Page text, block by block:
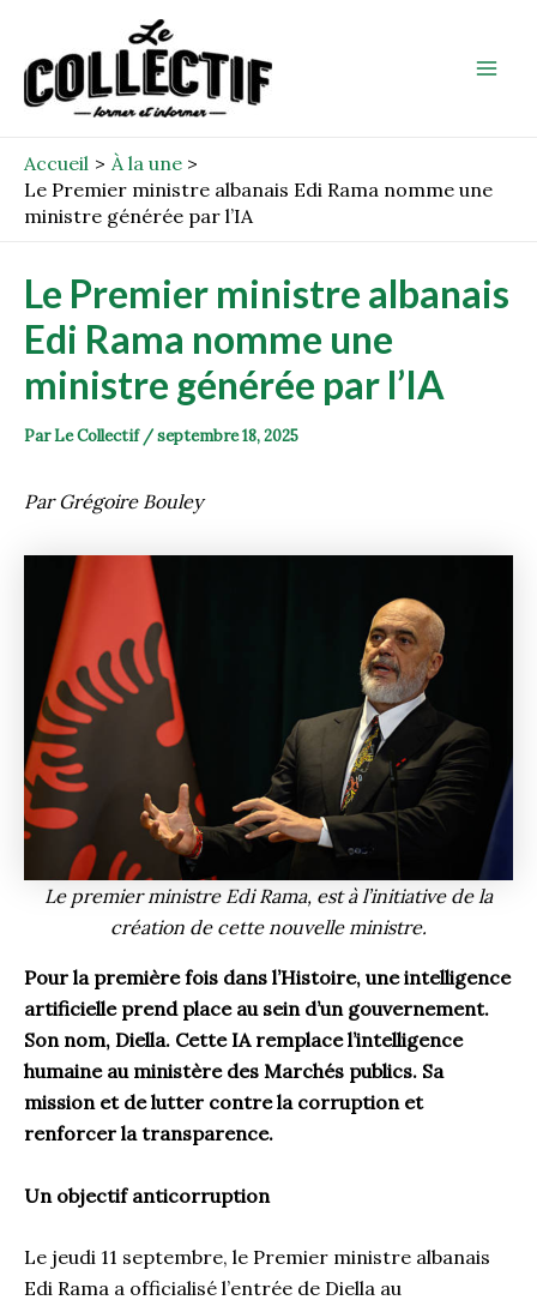
contenu
Accueil
À la une
Le Premier ministre albanais Edi Rama nomme une
ministre générée par l’IA
Le Premier ministre albanais
Edi Rama nomme une
ministre générée par l’IA
ParLe Collectif /septembre 18, 2025
Par Grégoire Bouley
Le premier ministre Edi Rama, est à l’initiative de la
création de cette nouvelle ministre.
Pour la première fois dans l’Histoire, une intelligence
artificielle prend place au sein d’un gouvernement.
Son nom, Diella. Cette IA remplace l’intelligence
humaine au ministère des Marchés publics. Sa
mission et de lutter contre la corruption et
renforcer la transparence.
Un objectif anticorruption
Le jeudi 11 septembre, le Premier ministre albanais
Edi Rama a officialisé l’entrée de Diella au
navigation